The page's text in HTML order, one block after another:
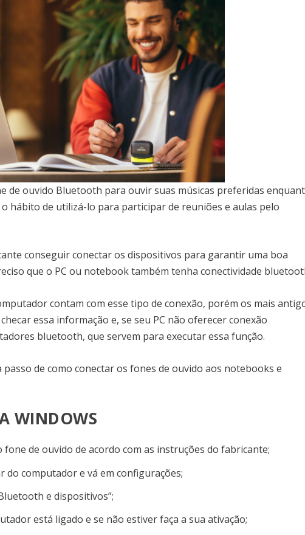
de ouvido Bluetooth para ouvir suas músicas preferidas
hábito de utilizá-lo para participar de reuniões e aulas pelo
conseguir conectar os dispositivos para garantir uma boa
que o PC ou notebook também tenha conectividade
contam com esse tipo de conexão, porém os mais
essa informação e, se seu PC não oferecer conexão
bluetooth, que servem para executar essa função.
de como conectar os fones de ouvido aos notebooks e
WINDOWS
de ouvido de acordo com as instruções do fabricante;
do computador e vá em configurações;
e dispositivos”;
está ligado e se não estiver faça a sua ativação;